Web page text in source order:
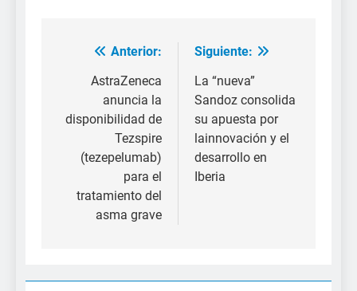
Navegación
entradas
Anterior:
AstraZeneca
anuncia la
disponibilidad de
Tezspire
(tezepelumab)
para el
tratamiento del
asma grave
Siguiente:
La “nueva”
Sandoz consolida
su apuesta por
lainnovación y el
desarrollo en
Iberia